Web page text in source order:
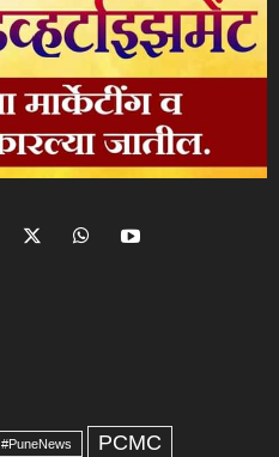
#PuneNews PCMC